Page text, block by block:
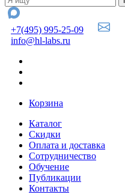
+7(495) 995-25-09
info@hl-labs.ru
Корзина
Каталог
Скидки
Оплата и доставка
Сотрудничество
Обучение
Публикации
Контакты